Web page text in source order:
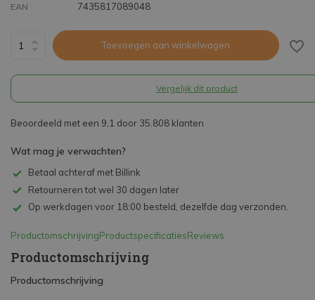
EAN 7435817089048
Toevoegen aan winkelwagen
Vergelijk dit product
Beoordeeld met een 9,1 door 35.808 klanten
Wat mag je verwachten?
Betaal achteraf met Billink
Retourneren tot wel 30 dagen later
Op werkdagen voor 18:00 besteld, dezelfde dag verzonden.
ProductomschrijvingProductspecificatiesReviews
Productomschrijving
Productomschrijving